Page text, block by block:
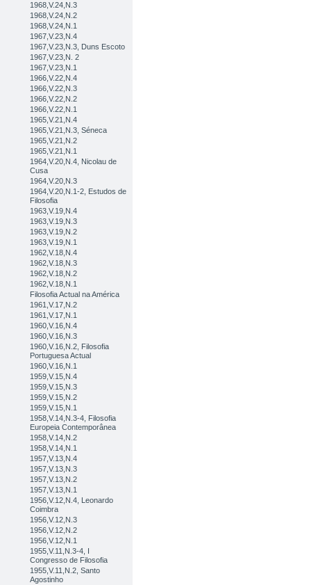
1968,V.24,N.3
1968,V.24,N.2
1968,V.24,N.1
1967,V.23,N.4
1967,V.23,N.3, Duns Escoto
1967,V.23,N. 2
1967,V.23,N.1
1966,V.22,N.4
1966,V.22,N.3
1966,V.22,N.2
1966,V.22,N.1
1965,V.21,N.4
1965,V.21,N.3, Séneca
1965,V.21,N.2
1965,V.21,N.1
1964,V.20,N.4, Nicolau de
Cusa
1964,V.20,N.3
1964,V.20,N.1-2, Estudos de
Filosofia
1963,V.19,N.4
1963,V.19,N.3
1963,V.19,N.2
1963,V.19,N.1
1962,V.18,N.4
1962,V.18,N.3
1962,V.18,N.2
1962,V.18,N.1
Filosofia Actual na América
1961,V.17,N.2
1961,V.17,N.1
1960,V.16,N.4
1960,V.16,N.3
1960,V.16,N.2, Filosofia
Portuguesa Actual
1960,V.16,N.1
1959,V.15,N.4
1959,V.15,N.3
1959,V.15,N.2
1959,V.15,N.1
1958,V.14,N.3-4, Filosofia
Europeia Contemporânea
1958,V.14,N.2
1958,V.14,N.1
1957,V.13,N.4
1957,V.13,N.3
1957,V.13,N.2
1957,V.13,N.1
1956,V.12,N.4, Leonardo
Coimbra
1956,V.12,N.3
1956,V.12,N.2
1956,V.12,N.1
1955,V.11,N.3-4, I
Congresso de Filosofia
1955,V.11,N.2, Santo
Agostinho